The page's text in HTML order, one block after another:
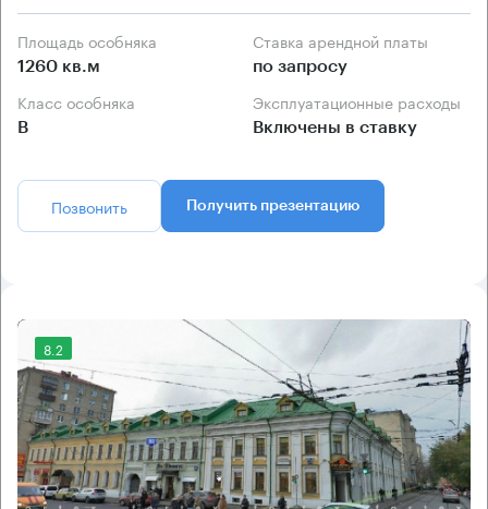
Площадь особняка
1260 кв.м
Ставка арендной платы
по запросу
Класс особняка
B
Эксплуатационные расходы
Включены в ставку
Позвонить Получить презентацию
8.2